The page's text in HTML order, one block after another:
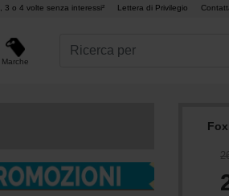
3 o 4 volte senza interessi² Lettera di Privilegio
Marche